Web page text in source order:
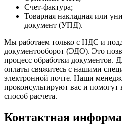
Счет-фактура;
Товарная накладная или
документ (УПД).
Мы работаем только с НДС и
документооборот (ЭДО). Это
процесс обработки документов.
оплаты свяжитесь с нашими
электронной почте. Наши
проконсультируют вас и
способ расчета.
Контактная